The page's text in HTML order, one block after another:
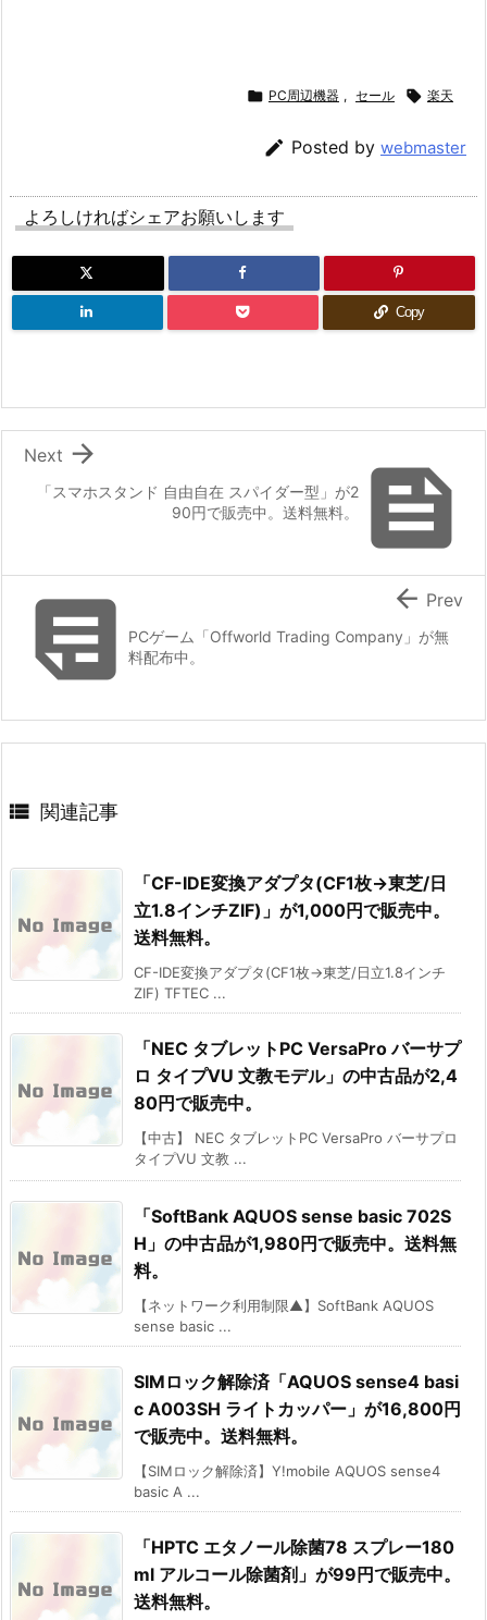
 PC周辺機器 , セール  楽天
 Posted by webmaster
よろしければシェアお願いします
Copy

「スマホスタンド 自由自在 スパイダー型」が2
90円で販売中。送料無料。

Next
PCゲーム「Offworld Trading Company」が無
料配布中。
 Prev
 関連記事
「CF-IDE変換アダプタ(CF1枚→東芝/日
立1.8インチZIF)」が1,000円で販売中。
送料無料。
CF-IDE変換アダプタ(CF1枚→東芝/日立1.8インチ
ZIF) TFTEC ...
「NEC タブレットPC VersaPro バーサプ
ロ タイプVU 文教モデル」の中古品が2,4
80円で販売中。
【中古】 NEC タブレットPC VersaPro バーサプロ
タイプVU 文教 ...
「SoftBank AQUOS sense basic 702S
H」の中古品が1,980円で販売中。送料無
料。
【ネットワーク利用制限▲】SoftBank AQUOS
sense basic ...
SIMロック解除済「AQUOS sense4 basi
c A003SH ライトカッパー」が16,800円
で販売中。送料無料。
【SIMロック解除済】Y!mobile AQUOS sense4
basic A ...
「HPTC エタノール除菌78 スプレー180
ml アルコール除菌剤」が99円で販売中。
送料無料。